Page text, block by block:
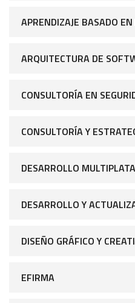
APRENDIZAJE BASADO EN
ARQUITECTURA DE
CONSULTORÍA EN
CONSULTORÍA Y
DESARROLLO
DESARROLLO Y
DISEÑO GRÁFICO Y
EFIRMA